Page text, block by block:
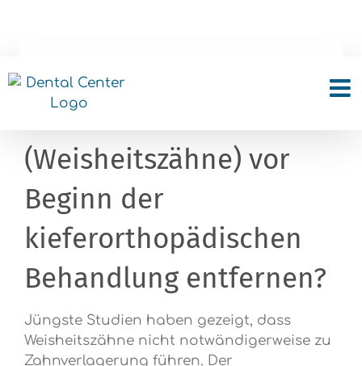
Sollte ich die dritten
Molaren
(Weisheitszähne) vor
Beginn der
kieferorthopädischen
Behandlung entfernen?
Jüngste Studien haben gezeigt, dass
Weisheitszähne nicht notwändigerweise zu
Zahnverlagerung führen. Der